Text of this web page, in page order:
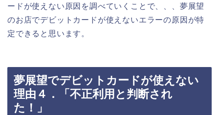
ードが使えない原因を調べていくことで、、、夢展望
のお店でデビットカードが使えないエラーの原因が特
定できると思います。
夢展望でデビットカードが使えない
理由４．「不正利用と判断され
た！」